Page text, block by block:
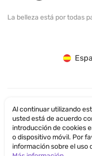
La belleza está por todas
©
Normas
Al continuar utilizando
usted está de acuerdo
introducción de cookies
o dispositivo móvil. Por
información sobre el uso